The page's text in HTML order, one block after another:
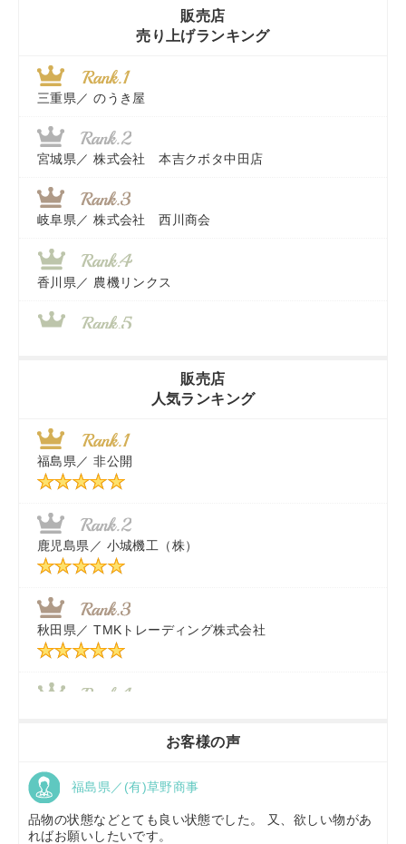
販売店
売り上げランキング
三重県／ のうき屋
宮城県／ 株式会社 本吉クボタ中田店
岐阜県／ 株式会社 西川商会
香川県／ 農機リンクス
近江商事合同会社：「茨城中古農建機販売」
千葉県／ 株式会社テクノ・タカ
福岡県／株式会社カドワキ機械（旧ナカガワ農機商会）
東京都／
秋田県／ TMKトレーディング株式会社
販売店
人気ランキング
福島県／ 非公開
鹿児島県／ 小城機工（株）
秋田県／ TMKトレーディング株式会社
京都府／
お客様の声
福島県／(有)草野商事
品物の状態などとても良い状態でした。 又、欲しい物があ
ればお願いしたいです。